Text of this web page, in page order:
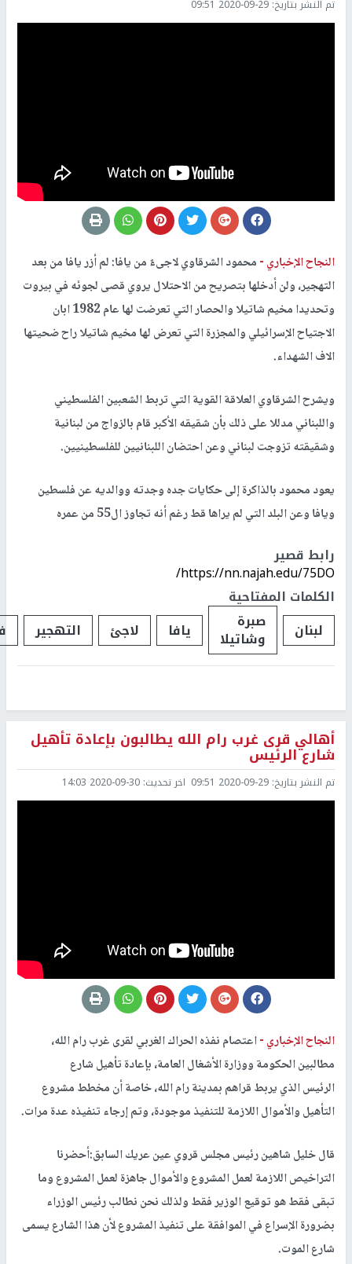
تم النشر بتاريخ: 2020-09-29 09:51
النجاح الإخباري -محمود الشرقاوي لاجىءٌ من يافا: لم أزر يافا من بعد
التهجير، ولن أدخلها بتصريح من الاحتلال يروي قصى لجوئه في بيروت
وتحديدا مخيم شاتيلا والحصار التي تعرضت لها عام 1982 ابان
الاجتياح الإسرائيلي والمجزرة التي تعرض لها مخيم شاتيلا راح ضحيتها
الاف الشهداء.
ويشرح الشرقاوي العلاقة القوية التي تربط الشعبين الفلسطيني
واللبناني مدللا على ذلك بأن شقيقه الأكبر قام بالزواج من لبنانية
وشقيقته تزوجت لبناني وعن احتضان اللبنانيين للفلسطينيين.
يعود محمود بالذاكرة إلى حكايات جده وجدته ووالديه عن فلسطين
ويافا وعن البلد التي لم يراها قط رغم أنه تجاوز ال55 من عمره
رابط قصير
https://nn.najah.edu/75DO/
الكلمات المفتاحية
لبنان
صبرة
وشاتيلا يافا لاجئ التهجير
أهالي قرى غرب رام الله يطالبون بإعادة تأهيل
شارع الرئيس
تم النشر بتاريخ: 2020-09-29 09:51 اخر تحديث: 2020-09-30 14:03
النجاح الإخباري -اعتصام نفذه الحراك الغربي لقرى غرب رام الله،
مطالبين الحكومة ووزارة الأشغال العامة، بإعادة تأهيل شارع
الرئيس الذي يربط قراهم بمدينة رام الله، خاصة أن مخطط مشروع
التأهيل والأموال اللازمة للتنفيذ موجودة، وتم إرجاء تنفيذه عدة مرات.
قال خليل شاهين رئيس مجلس قروي عين عريك السابق:أحضرنا
التراخيص اللازمة لعمل المشروع والأموال جاهزة لعمل المشروع وما
تبقى فقط هو توقيع الوزير فقط ولذلك نحن نطالب رئيس الوزراء
بضرورة الإسراع في الموافقة على تنفيذ المشروع لأن هذا الشارع يسمى
شارع الموت.